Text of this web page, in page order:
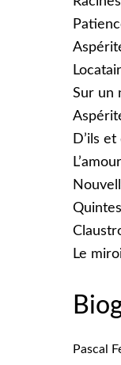
Sur un
D’ils et
Le
Pascal